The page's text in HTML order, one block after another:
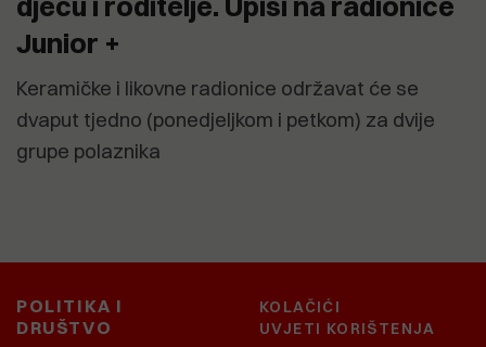
Junior +
Keramičke i likovne radionice održavat će se
dvaput tjedno (ponedjeljkom i petkom) za dvije
grupe polaznika
POLITIKA I
DRUŠTVO
KOLAČIĆI
UVJETI KORIŠTENJA